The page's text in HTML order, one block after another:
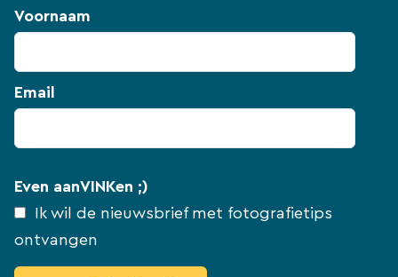
Voornaam
Email
Even aanVINKen ;)
Ik wil de nieuwsbrief met fotografietips
ontvangen